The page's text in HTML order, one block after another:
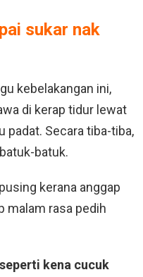
sukar nak
kebelakangan ini,
di kerap tidur lewat
padat. Secara tiba-tiba,
batuk.
kerana anggap
malam rasa pedih
kena cucuk